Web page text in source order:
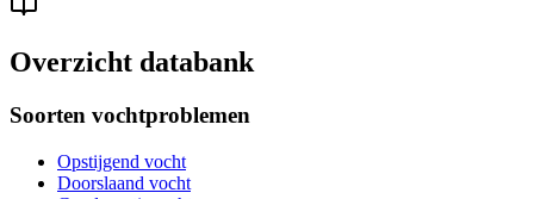
Overzicht databank
Soorten vochtproblemen
Opstijgend vocht
Doorslaand vocht